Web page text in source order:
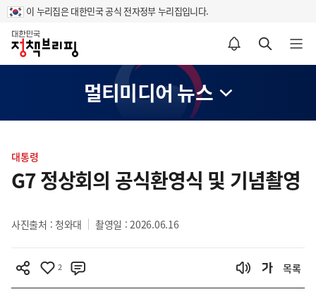
이 누리집은 대한민국 공식 전자정부 누리집입니다.
홈
알림설정 바로가기 검색 바로가기 메뉴 열기
멀티미디어 뉴스
텐
츠
영
역
대통령
G7 정상회의 공식환영식 및 기념촬영
사진출처 : 청와대 촬영일 : 2026.06.16
2 목록